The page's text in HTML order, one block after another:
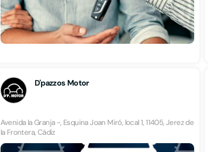
D'pazzos Motor
Avenida la Granja -, Esquina Joan Miró, local 1, 11405, Jerez de
la Frontera, Cádiz